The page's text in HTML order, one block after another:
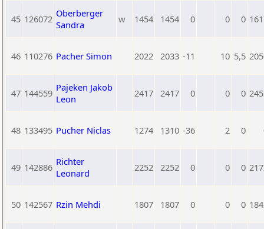
45 126072 Oberberger
Sandra
w 1454 1454 0 0 0
46 110276 Pacher Simon 2022 2033 -11 10 5,5
47 144559 Pajeken Jakob
Leon
2417 2417 0 0 0
48 133495 Pucher Niclas 1274 1310 -36 2 0
49 142886 Richter
Leonard
2252 2252 0 0 0
50 142567 Rzin Mehdi 1807 1807 0 0 0